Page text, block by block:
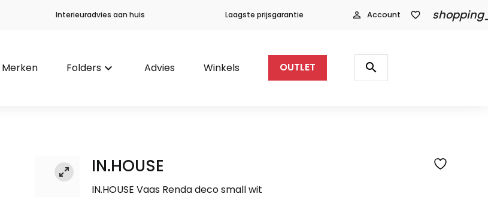
Interieuradvies aan huis Laagste prijsgarantie person_outline Account favorite_border
Merken Folders keyboard_arrow_down Advies Winkels OUTLET
Producten
zoeken
search
IN.HOUSE
IN.HOUSE Vaas Renda deco small wit